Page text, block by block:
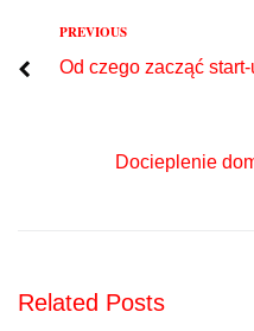
Nawigacja
wpisu
Previous
PREVIOUS
Od czego zacząć
Docieplenie
Related Posts